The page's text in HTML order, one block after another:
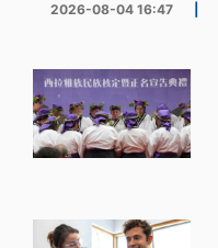
2026-08-04 16:47